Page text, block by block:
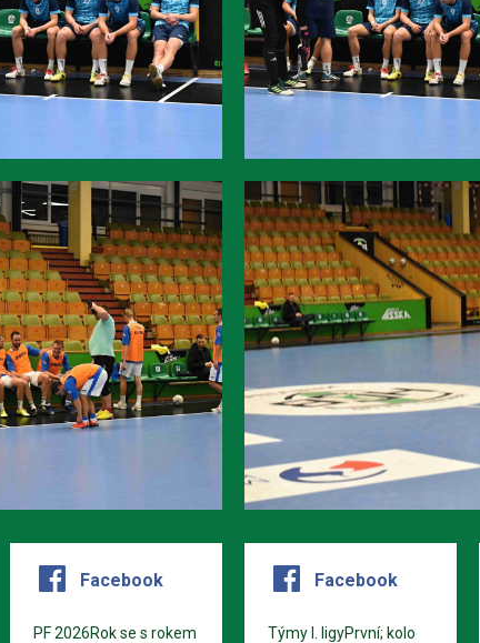
Facebook
PF 2026Rok se s rokem
Facebook
Týmy I. ligyPrvní; kolo